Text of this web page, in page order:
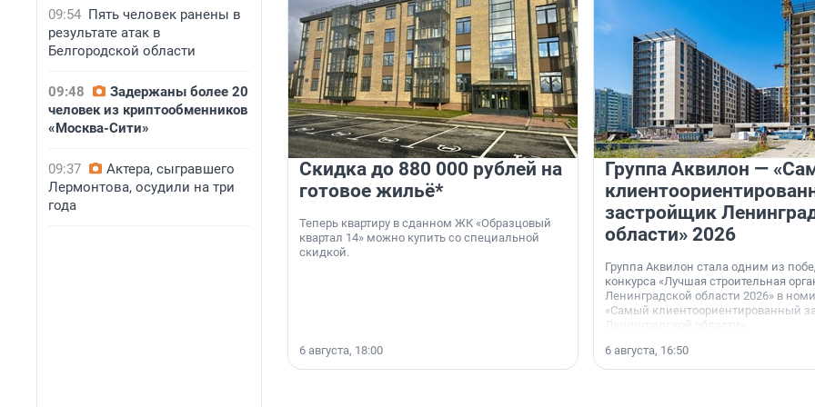
09:54 Пять человек ранены в
результате атак в
Белгородской области
09:48
Задержаны более 20
человек из криптообменников
«Москва-Сити»
09:37
Актера, сыгравшего
Лермонтова, осудили на три
года
Скидка до 880 000 рублей на
готовое жильё*
Теперь квартиру в сданном ЖК «Образцовый
квартал 14» можно купить со специальной
скидкой.
6 августа, 18:00
Группа Аквилон —
застройщик
области» 2026
Группа Аквилон стала одним из
конкурса «Лучшая строительная
Ленинградской области 2026» в
«Самый клиентоориентированный
Ленинградской области».
6 августа, 16:50